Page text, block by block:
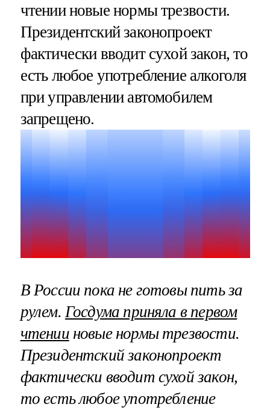
чтении новые нормы трезвости.
Президентский законопроект
фактически вводит сухой закон, то
есть любое употребление алкоголя
при управлении автомобилем
запрещено.
В России пока не готовы пить за
рулем. Госдума приняла в первом
чтенииновые нормы трезвости.
Президентский законопроект
фактически вводит сухой закон,
то есть любое употребление